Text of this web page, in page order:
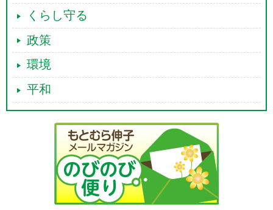
くらし守る
政策
環境
平和